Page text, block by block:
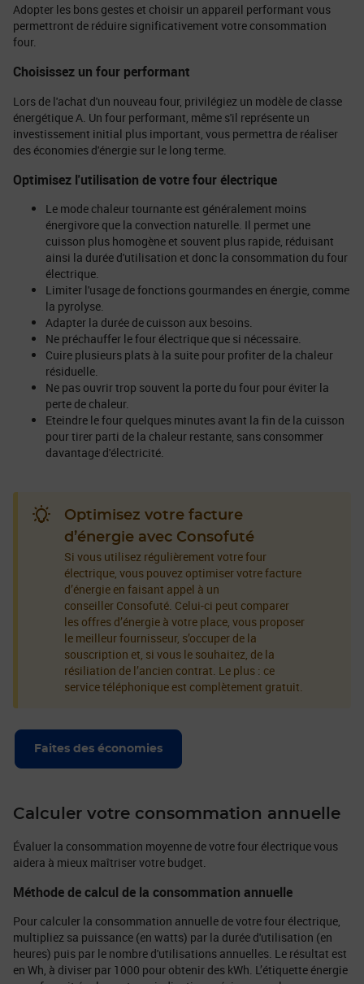
Adopter les bons gestes et choisir un appareil performant vous
permettront de réduire significativement votre consommation
four.
Choisissez un four performant
Lors de l'achat d'un nouveau four, privilégiez un modèle de classe
énergétique A. Un four performant, même s'il représente un
investissement initial plus important, vous permettra de réaliser
des économies d'énergie sur le long terme.
Optimisez l'utilisation de votre four électrique
Le mode chaleur tournante est généralement moins
énergivore que la convection naturelle. Il permet une
cuisson plus homogène et souvent plus rapide, réduisant
ainsi la durée d'utilisation et donc la consommation du four
électrique.
Limiter l'usage de fonctions gourmandes en énergie, comme
la pyrolyse.
Adapter la durée de cuisson aux besoins.
Ne préchauffer le four électrique que si nécessaire.
Cuire plusieurs plats à la suite pour profiter de la chaleur
résiduelle.
Ne pas ouvrir trop souvent la porte du four pour éviter la
perte de chaleur.
Eteindre le four quelques minutes avant la fin de la cuisson
pour tirer parti de la chaleur restante, sans consommer
davantage d'électricité.
Optimisez votre facture
d’énergie avec Consofuté
Si vous utilisez régulièrement votre four
électrique, vous pouvez optimiser votre facture
d’énergie en faisant appel à un
conseiller Consofuté. Celui-ci peut comparer
les offres d’énergie à votre place, vous proposer
le meilleur fournisseur, s’occuper de la
souscription et, si vous le souhaitez, de la
résiliation de l’ancien contrat. Le plus : ce
service téléphonique est complètement gratuit.
Faites des économies
Calculer votre consommation annuelle
Évaluer la consommation moyenne de votre four électrique vous
aidera à mieux maîtriser votre budget.
Méthode de calcul de la consommation annuelle
Pour calculer la consommation annuelle de votre four électrique,
multipliez sa puissance (en watts) par la durée d'utilisation (en
heures) puis par le nombre d'utilisations annuelles. Le résultat est
en Wh, à diviser par 1000 pour obtenir des kWh. L’étiquette énergie